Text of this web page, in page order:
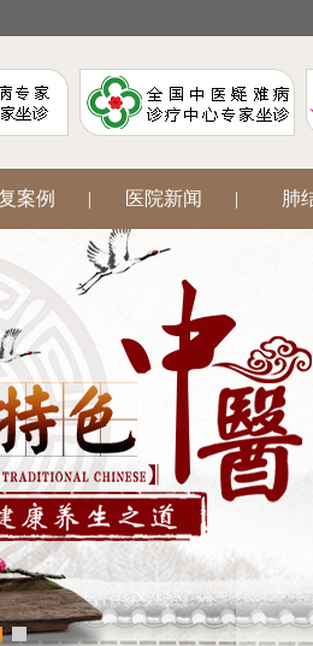
案例 | 医院新闻 | 肺
妇科 | 网上挂号